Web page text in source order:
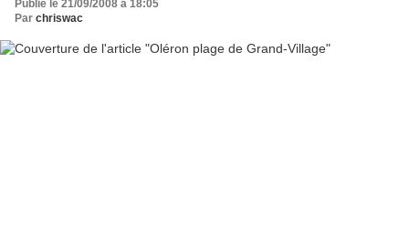
Publié le 21/09/2008 à 18:05
Par chriswac